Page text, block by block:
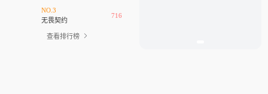
NO.3
无畏契约
716
查看排行榜 